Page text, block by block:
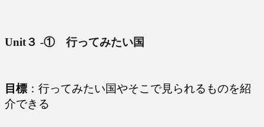
Unit３ ‐① 行ってみたい国
目標 ：行ってみたい国やそこで見られるものを紹
介できる